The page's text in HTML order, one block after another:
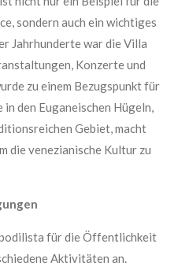
sondern auch ein wichtiges
Jahrhunderte war die Villa
Konzerte und
zu einem Bezugspunkt für
den Euganeischen Hügeln,
Gebiet, macht
die venezianische Kultur zu
für die Öffentlichkeit
Aktivitäten an.